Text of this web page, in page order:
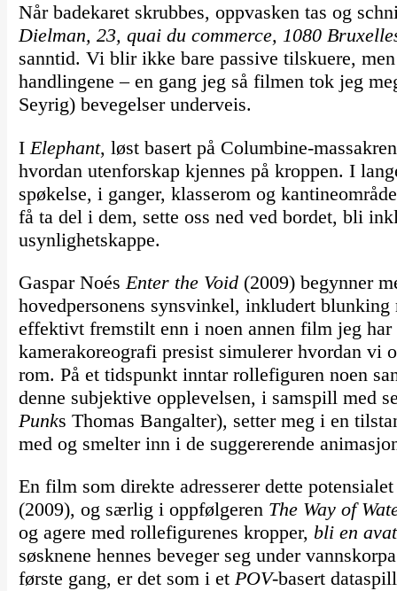
Når badekaret skrubbes, oppvasken tas og
Dielman, 23, quai du commerce, 1080
sanntid. Vi blir ikke bare passive tilskuere,
handlingene – en gang jeg så filmen tok jeg
Seyrig) bevegelser underveis.
I Elephant, løst basert på Columbine-
hvordan utenforskap kjennes på kroppen. I
spøkelse, i ganger, klasserom og
få ta del i dem, sette oss ned ved bordet, bli
usynlighetskappe.
Gaspar Noés Enter the Void(2009) begynner
hovedpersonens synsvinkel, inkludert
effektivt fremstilt enn i noen annen film jeg
kamerakoreografi presist simulerer hvordan vi
rom. På et tidspunkt inntar rollefiguren noen
denne subjektive opplevelsen, i samspill med
Punks Thomas Bangalter), setter meg i en
med og smelter inn i de suggererende
En film som direkte adresserer dette
(2009), og særlig i oppfølgeren The Way of
og agere med rollefigurenes kropper, bli en
søsknene hennes beveger seg under
første gang, er det som i et POV-basert